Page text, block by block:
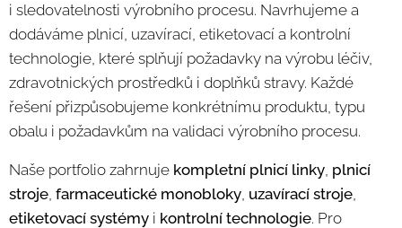
i sledovatelnosti výrobního procesu. Navrhujeme a
dodáváme plnicí, uzavírací, etiketovací a kontrolní
technologie, které splňují požadavky na výrobu léčiv,
zdravotnických prostředků i doplňků stravy. Každé
řešení přizpůsobujeme konkrétnímu produktu, typu
obalu i požadavkům na validaci výrobního procesu.
Naše portfolio zahrnuje kompletní plnicí linky, plnicí
stroje, farmaceutické monobloky, uzavírací stroje,
etiketovací systémy i kontrolní technologie. Pro